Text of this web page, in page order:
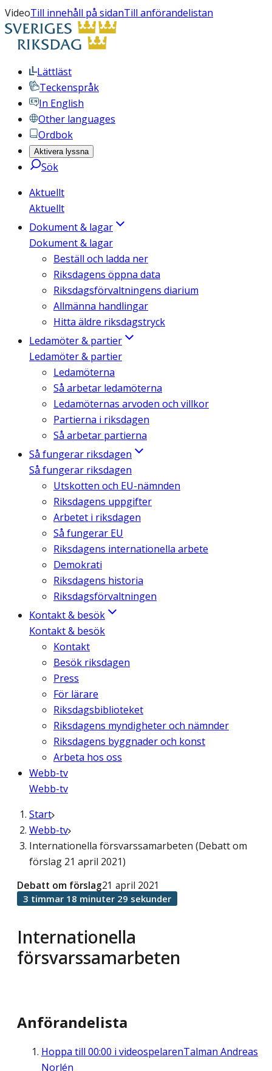
VideoTill innehåll på sidanTill anförandelistan
Lättläst
Teckenspråk
In English
Other languages
Ordbok
Aktivera lyssna
Sök
Aktuellt
Aktuellt
Dokument & lagar
Dokument & lagar
Beställ och ladda ner
Riksdagens öppna data
Riksdagsförvaltningens diarium
Allmänna handlingar
Hitta äldre riksdagstryck
Ledamöter & partier
Ledamöter & partier
Ledamöterna
Så arbetar ledamöterna
Ledamöternas arvoden och villkor
Partierna i riksdagen
Så arbetar partierna
Så fungerar riksdagen
Så fungerar riksdagen
Utskotten och EU-nämnden
Riksdagens uppgifter
Arbetet i riksdagen
Så fungerar EU
Riksdagens internationella arbete
Demokrati
Riksdagens historia
Riksdagsförvaltningen
Kontakt & besök
Kontakt & besök
Kontakt
Besök riksdagen
Press
För lärare
Riksdagsbiblioteket
Riksdagens myndigheter och nämnder
Riksdagens byggnader och konst
Arbeta hos oss
Webb-tv
Webb-tv
Start
Webb-tv
Internationella försvarssamarbeten (Debatt om
förslag 21 april 2021)
Internationella
försvarssamarbeten
Debatt om förslag21 april 2021
3 timmar 18 minuter 29 sekunder
Anförandelista
Hoppa till 00:00 i videospelarenTalman Andreas
Norlén